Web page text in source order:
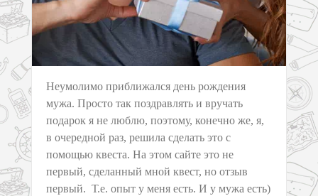
Неумолимо приближался день рождения
мужа. Просто так поздравлять и вручать
подарок я не люблю, поэтому, конечно же, я,
в очередной раз, решила сделать это с
помощью квеста. На этом сайте это не
первый, сделанный мной квест, но отзыв
первый. Т.е. опыт у меня есть. И у мужа есть)